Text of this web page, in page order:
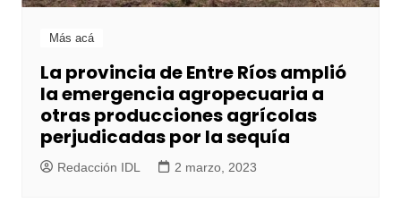
Más acá
La provincia de Entre Ríos amplió
la emergencia agropecuaria a
otras producciones agrícolas
perjudicadas por la sequía
Redacción IDL 2 marzo, 2023